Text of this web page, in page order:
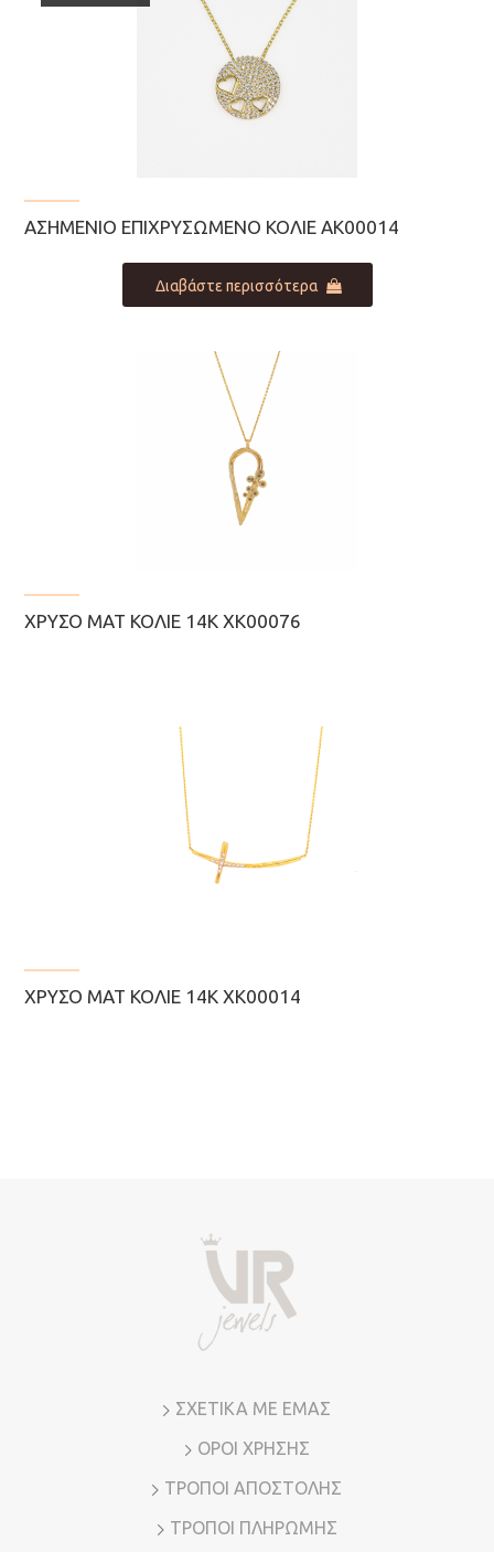
ΑΣΗΜΈΝΙΟ ΕΠΙΧΡΥΣΩΜΈΝΟ ΚΟΛΙΈ ΑΚ00014
Διαβάστε περισσότερα
ΧΡΥΣΌ ΜΑΤ ΚΟΛΙΈ 14Κ ΧΚ00076
ΧΡΥΣΌ ΜΑΤ ΚΟΛΙΈ 14Κ ΧΚ00014
ΣΧΕΤΙΚΑ ΜΕ ΕΜΑΣ
ΟΡΟΙ ΧΡΗΣΗΣ
ΤΡΟΠΟΙ ΑΠΟΣΤΟΛΗΣ
ΤΡΟΠΟΙ ΠΛΗΡΩΜΗΣ